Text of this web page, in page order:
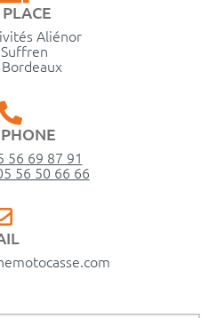
Aliénor
56 69 87 91
56 50 66 66